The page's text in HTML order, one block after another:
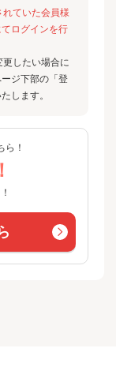
ていた会員様
ログインを行
したい場合に
ジ下部の「登
します。
ら！